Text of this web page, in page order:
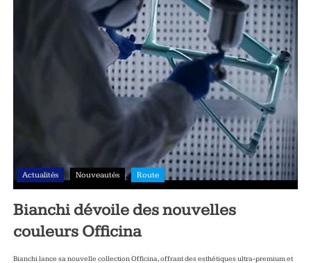
Actualités Nouveautés Route
Bianchi dévoile des nouvelles
couleurs Officina
Bianchi lance sa nouvelle collection Officina, offrant des esthétiques ultra‑premium et